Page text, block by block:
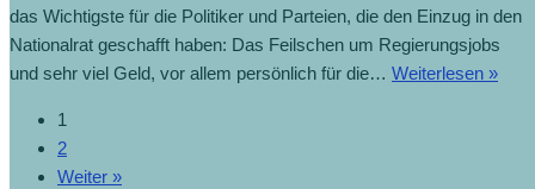
das Wichtigste für die Politiker und Parteien, die den Einzug in den
Nationalrat geschafft haben: Das Feilschen um Regierungsjobs
und sehr viel Geld, vor allem persönlich für die… Weiterlesen »
1
2
Weiter »